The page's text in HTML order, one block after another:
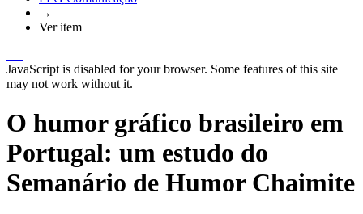
→
Ver item
JavaScript is disabled for your browser. Some features of this site
may not work without it.
O humor gráfico brasileiro em
Portugal: um estudo do
Semanário de Humor Chaimite